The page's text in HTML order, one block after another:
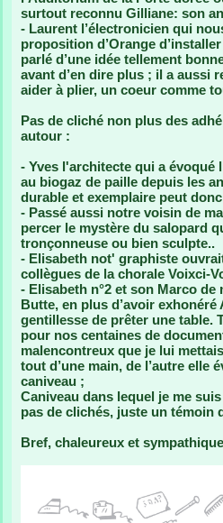
surtout reconnu Gilliane: son
- Laurent l’électronicien qui
proposition d’Orange
parlé d’une idée tellement
avant d’en dire plus ; il a aussi
aider à plier, un coeur comme
Pas de cliché non plus des
autour :
- Yves l'architecte qui a évoqué
au biogaz de paille depuis les
durable et exemplaire peut
- Passé aussi notre voisin de
percer le mystère du salopard
tronçonneuse ou bien sculpte..
- Elisabeth not' graphiste
collègues de la chorale Voixci-
- Elisabeth n°2 et son Marco
Butte, en plus d’avoir exhonéré
gentillesse de prêter une table.
pour nos centaines de
malencontreux que je lui
tout d’une main, de l’autre elle
caniveau ;
Caniveau dans lequel je me
pas de clichés, juste un
Bref, chaleureux et